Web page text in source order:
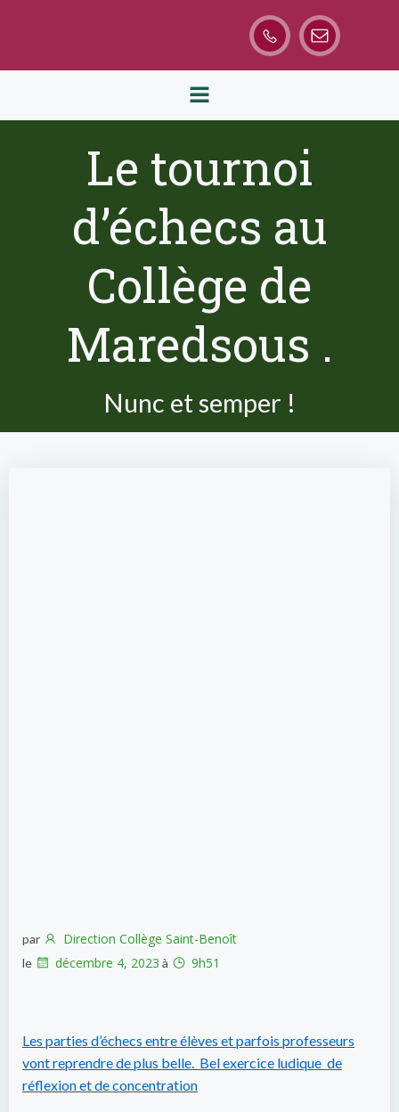
Le tournoi
d’échecs au
Collège de
Maredsous .
Nunc et semper !
par Direction Collège Saint-Benoît
le décembre 4, 2023 à 9h51
Les parties d’échecs entre élèves et parfois professeurs
vont reprendre de plus belle. Bel exercice ludique de
réflexion et de concentration